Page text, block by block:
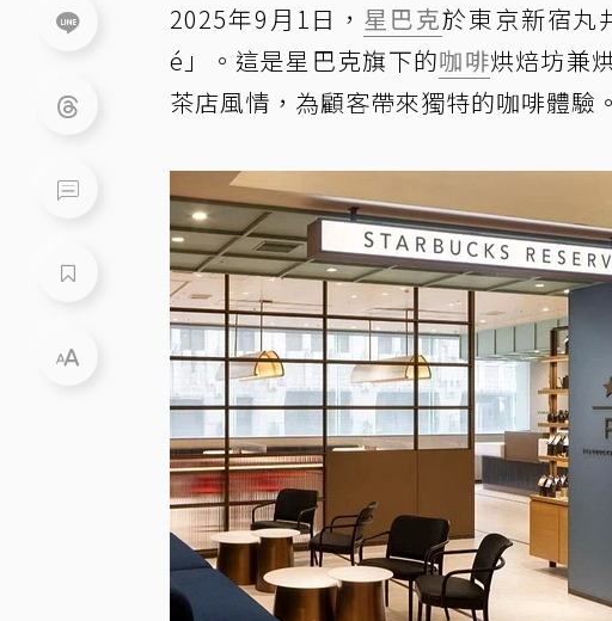
2025年9月1日， 星巴克於東京新宿丸
é」。這是星巴克旗下的咖啡烘焙坊兼
茶店風情，為顧客帶來獨特的咖啡體驗。